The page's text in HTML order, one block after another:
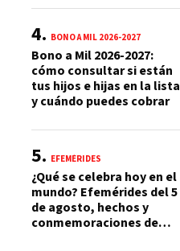
BONO A MIL 2026-2027
Bono a Mil 2026-2027:
cómo consultar si están
tus hijos e hijas en la lista
y cuándo puedes cobrar
EFEMÉRIDES
¿Qué se celebra hoy en el
mundo? Efemérides del 5
de agosto, hechos y
conmemoraciones de